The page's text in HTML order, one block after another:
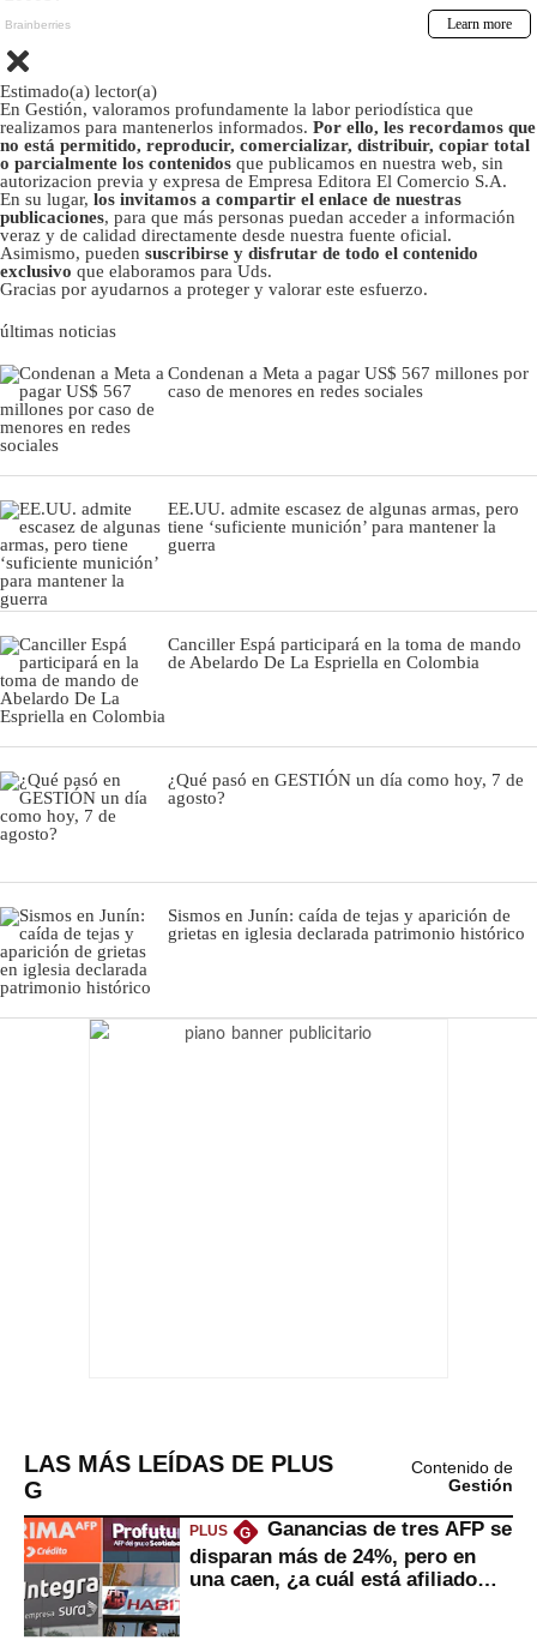
Estimado(a) lector(a)
En Gestión, valoramos profundamente la labor periodística que
realizamos para mantenerlos informados. Por ello, les recordamos que
no está permitido, reproducir, comercializar, distribuir, copiar total
o parcialmente los contenidos que publicamos en nuestra web, sin
autorizacion previa y expresa de Empresa Editora El Comercio S.A.
En su lugar, los invitamos a compartir el enlace de nuestras
publicaciones, para que más personas puedan acceder a información
veraz y de calidad directamente desde nuestra fuente oficial.
Asimismo, pueden suscribirse y disfrutar de todo el contenido
exclusivo que elaboramos para Uds.
Gracias por ayudarnos a proteger y valorar este esfuerzo.
últimas noticias
Condenan a Meta a pagar US$ 567 millones por
caso de menores en redes sociales
EE.UU. admite escasez de algunas armas, pero
tiene ‘suficiente munición’ para mantener la
guerra
Canciller Espá participará en la toma de mando
de Abelardo De La Espriella en Colombia
¿Qué pasó en GESTIÓN un día como hoy, 7 de
agosto?
Sismos en Junín: caída de tejas y aparición de
grietas en iglesia declarada patrimonio histórico
LAS MÁS LEÍDAS DE PLUS
G
Contenido de
Gestión
PLUS G
Ganancias de tres AFP se
disparan más de 24%, pero en
una caen, ¿a cuál está afiliado